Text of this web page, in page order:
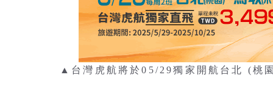
▲台灣虎航將於05/29獨家開航台北 (